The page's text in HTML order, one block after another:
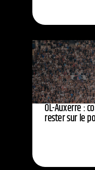
OL-Auxerre :
rester sur le